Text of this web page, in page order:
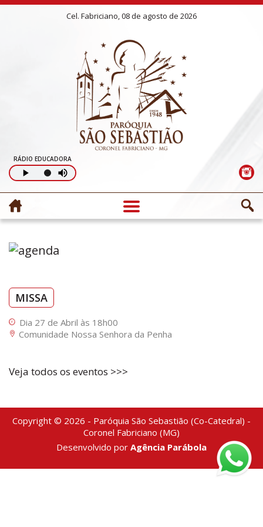
Cel. Fabriciano, 08 de agosto de 2026
RÁDIO EDUCADORA
MISSA
Dia 27 de Abril às 18h00
Comunidade Nossa Senhora da Penha
Veja todos os eventos >>>
Copyright © 2026 - Paróquia São Sebastião (Co-Catedral) -
Coronel Fabriciano (MG)
Desenvolvido por Agência Parábola